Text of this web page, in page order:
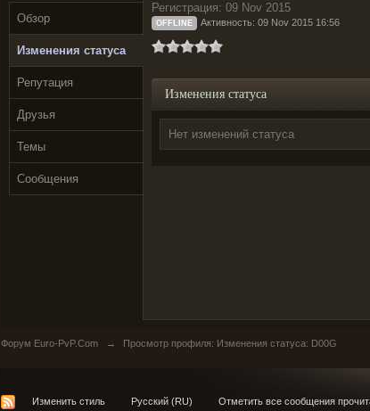
Обзор
Изменения статуса
Репутация
Друзья
Темы
Сообщения
Регистрация: 09 Nov 2015
OFFLINE Активность: 09 Nov 2015 16:56
Изменения статуса
Нет изменений статуса
Форум Euro-PvP.Com → Просмотр профиля: Изменения статуса: D00G
Изменить стиль Русский (RU) Отметить все сообщения